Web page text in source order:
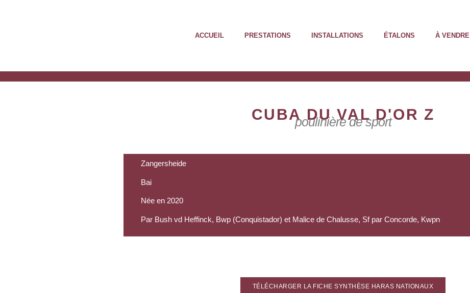
ACCUEIL PRESTATIONS INSTALLATIONS ÉTALONS À VENDRE
CUBA DU VAL D'OR Z
poulinière de sport
Zangersheide
Bai
Née en 2020
Par Bush vd Heffinck, Bwp (Conquistador) et Malice de Chalusse, Sf par Concorde, Kwpn
TÉLÉCHARGER LA FICHE SYNTHÈSE HARAS NATIONAUX